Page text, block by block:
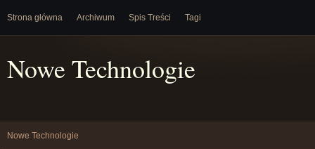
Strona główna Archiwum Spis Treści Tagi
Nowe Technologie
Nowe Technologie